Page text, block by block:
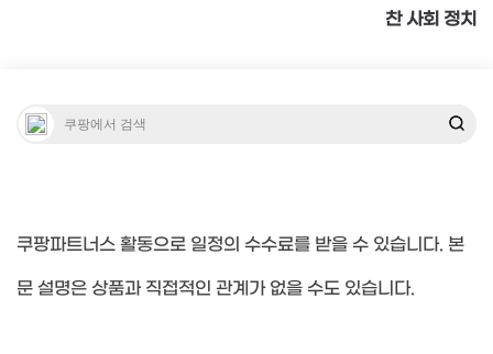
찬 사회 정치
쿠팡파트너스 활동으로 일정의 수수료를 받을 수 있습니다. 본
문 설명은 상품과 직접적인 관계가 없을 수도 있습니다.